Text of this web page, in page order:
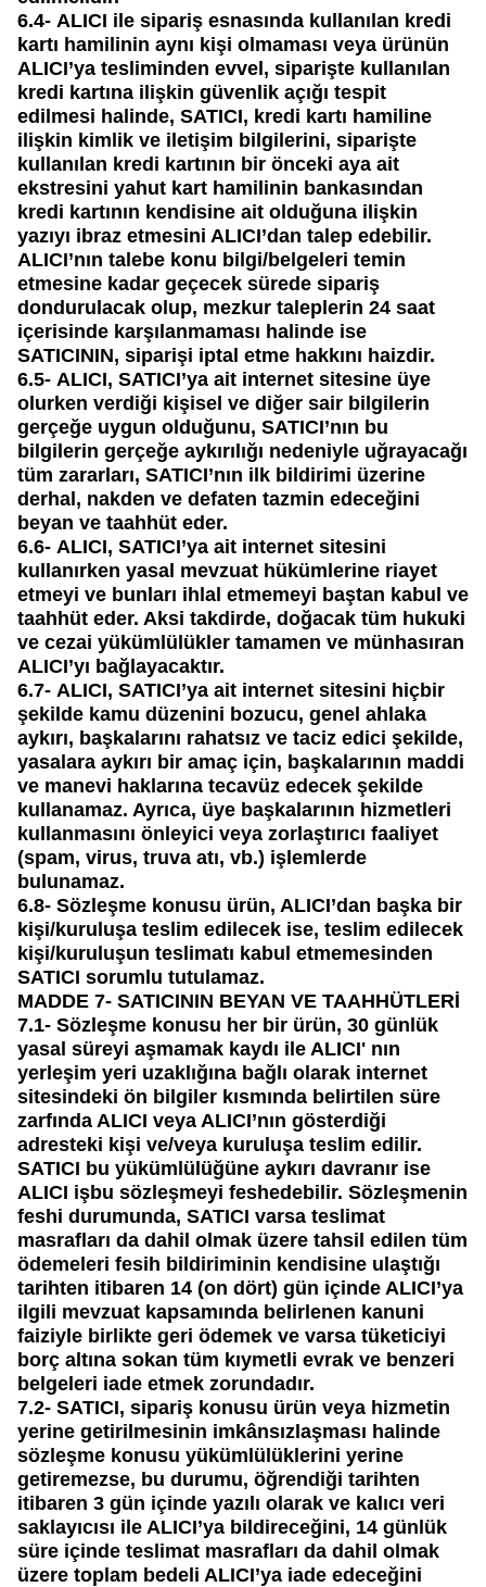
6.4- ALICI ile sipariş esnasında kullanılan kredi
kartı hamilinin aynı kişi olmaması veya ürünün
ALICI’ya tesliminden evvel, siparişte kullanılan
kredi kartına ilişkin güvenlik açığı tespit
edilmesi halinde, SATICI, kredi kartı hamiline
ilişkin kimlik ve iletişim bilgilerini, siparişte
kullanılan kredi kartının bir önceki aya ait
ekstresini yahut kart hamilinin bankasından
kredi kartının kendisine ait olduğuna ilişkin
yazıyı ibraz etmesini ALICI’dan talep edebilir.
ALICI’nın talebe konu bilgi/belgeleri temin
etmesine kadar geçecek sürede sipariş
dondurulacak olup, mezkur taleplerin 24 saat
içerisinde karşılanmaması halinde ise
SATICININ, siparişi iptal etme hakkını haizdir.
6.5- ALICI, SATICI’ya ait internet sitesine üye
olurken verdiği kişisel ve diğer sair bilgilerin
gerçeğe uygun olduğunu, SATICI’nın bu
bilgilerin gerçeğe aykırılığı nedeniyle uğrayacağı
tüm zararları, SATICI’nın ilk bildirimi üzerine
derhal, nakden ve defaten tazmin edeceğini
beyan ve taahhüt eder.
6.6- ALICI, SATICI’ya ait internet sitesini
kullanırken yasal mevzuat hükümlerine riayet
etmeyi ve bunları ihlal etmemeyi baştan kabul ve
taahhüt eder. Aksi takdirde, doğacak tüm hukuki
ve cezai yükümlülükler tamamen ve münhasıran
ALICI’yı bağlayacaktır.
6.7- ALICI, SATICI’ya ait internet sitesini hiçbir
şekilde kamu düzenini bozucu, genel ahlaka
aykırı, başkalarını rahatsız ve taciz edici şekilde,
yasalara aykırı bir amaç için, başkalarının maddi
ve manevi haklarına tecavüz edecek şekilde
kullanamaz. Ayrıca, üye başkalarının hizmetleri
kullanmasını önleyici veya zorlaştırıcı faaliyet
(spam, virus, truva atı, vb.) işlemlerde
bulunamaz.
6.8- Sözleşme konusu ürün, ALICI’dan başka bir
kişi/kuruluşa teslim edilecek ise, teslim edilecek
kişi/kuruluşun teslimatı kabul etmemesinden
SATICI sorumlu tutulamaz.
MADDE 7- SATICININ BEYAN VE TAAHHÜTLERİ
7.1- Sözleşme konusu her bir ürün, 30 günlük
yasal süreyi aşmamak kaydı ile ALICI' nın
yerleşim yeri uzaklığına bağlı olarak internet
sitesindeki ön bilgiler kısmında belirtilen süre
zarfında ALICI veya ALICI’nın gösterdiği
adresteki kişi ve/veya kuruluşa teslim edilir.
SATICI bu yükümlülüğüne aykırı davranır ise
ALICI işbu sözleşmeyi feshedebilir. Sözleşmenin
feshi durumunda, SATICI varsa teslimat
masrafları da dahil olmak üzere tahsil edilen tüm
ödemeleri fesih bildiriminin kendisine ulaştığı
tarihten itibaren 14 (on dört) gün içinde ALICI’ya
ilgili mevzuat kapsamında belirlenen kanuni
faiziyle birlikte geri ödemek ve varsa tüketiciyi
borç altına sokan tüm kıymetli evrak ve benzeri
belgeleri iade etmek zorundadır.
7.2- SATICI, sipariş konusu ürün veya hizmetin
yerine getirilmesinin imkânsızlaşması halinde
sözleşme konusu yükümlülüklerini yerine
getiremezse, bu durumu, öğrendiği tarihten
itibaren 3 gün içinde yazılı olarak ve kalıcı veri
saklayıcısı ile ALICI’ya bildireceğini, 14 günlük
süre içinde teslimat masrafları da dahil olmak
üzere toplam bedeli ALICI’ya iade edeceğini